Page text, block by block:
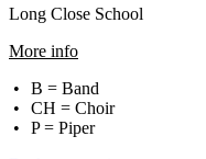
Long Close School
More info
B = Band
CH = Choir
P = Piper